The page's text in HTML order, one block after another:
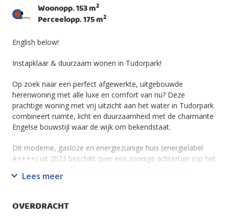
Woonopp. 153 m2
Perceelopp. 175 m2
English below!
Instapklaar & duurzaam wonen in Tudorpark!
Op zoek naar een perfect afgewerkte, uitgebouwde
herenwoning met alle luxe en comfort van nu? Deze
prachtige woning met vrij uitzicht aan het water in Tudorpark
combineert ruimte, licht en duurzaamheid met de charmante
Engelse bouwstijl waar de wijk om bekendstaat.
Dit moderne, gasloze en energiezuinige huis (energielabel
A++++) uit 2023 beschikt over een zonnige achtertuin (op het
afgewerkt en ligt aan een prachtige brede laan met water en
Indeling
Lees meer
OVERDRACHT